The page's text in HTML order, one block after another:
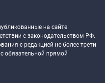
на сайте
с законодательством РФ.
с редакцией не более трети
обязательной прямой